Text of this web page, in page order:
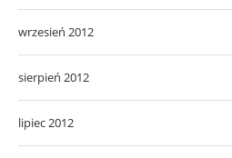
wrzesień 2012
sierpień 2012
lipiec 2012